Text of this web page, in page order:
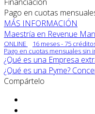
Pago en cuotas
MÁS INFORMACIÓN
Maestría en Revenue
ONLINE
16 meses - 75
Pago en cuotas mensuales sin
¿Qué es una Empresa
¿Qué es una Pyme?
Compártelo